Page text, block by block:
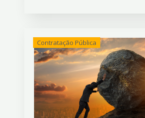
Contratação Pública